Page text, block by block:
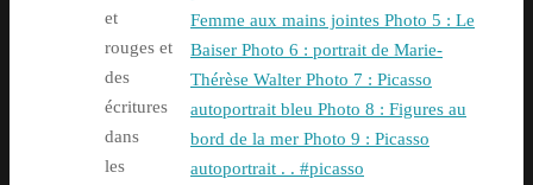
et
rouges et
des
écritures
dans
les